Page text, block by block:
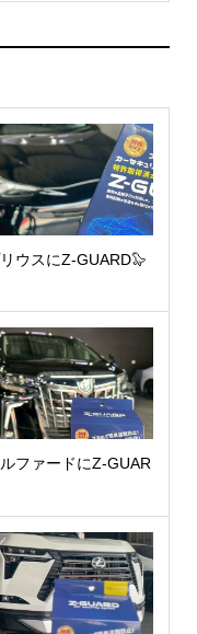
ウスにZ-GUARD🦭
ファードにZ-GUAR